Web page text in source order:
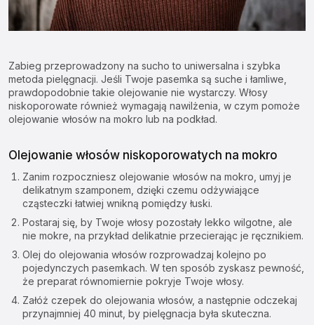
Zabieg przeprowadzony na sucho to uniwersalna i szybka
metoda pielęgnacji. Jeśli Twoje pasemka są suche i łamliwe,
prawdopodobnie takie olejowanie nie wystarczy. Włosy
niskoporowate również wymagają nawilżenia, w czym pomoże
olejowanie włosów na mokro lub na podkład.
Olejowanie włosów niskoporowatych na mokro
Zanim rozpoczniesz olejowanie włosów na mokro , umyj je
delikatnym szamponem, dzięki czemu odżywiające
cząsteczki łatwiej wnikną pomiędzy łuski.
Postaraj się, by Twoje włosy pozostały lekko wilgotne, ale
nie mokre, na przykład delikatnie przecierając je ręcznikiem.
Olej do olejowania włosów rozprowadzaj kolejno po
pojedynczych pasemkach. W ten sposób zyskasz pewność,
że preparat równomiernie pokryje Twoje włosy.
Załóż czepek do olejowania włosów, a następnie odczekaj
przynajmniej 40 minut, by pielęgnacja była skuteczna.